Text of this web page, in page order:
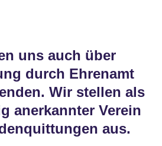
uns auch über
durch Ehrenamt
Wir stellen als
anerkannter Verein
aus.